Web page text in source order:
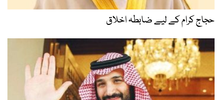
حجاج کرام کے لیے ضابطہ اخلاق